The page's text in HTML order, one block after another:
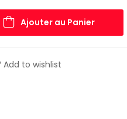
Ajouter au Panier
Add to wishlist